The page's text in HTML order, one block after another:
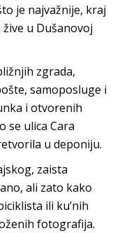
je najvažnije, kraj
u Dušanovoj
zgrada,
samoposluge i
i otvorenih
se ulica Cara
u deponiju.
zaista
ali zato kako
ili ku’nih
fotografija.